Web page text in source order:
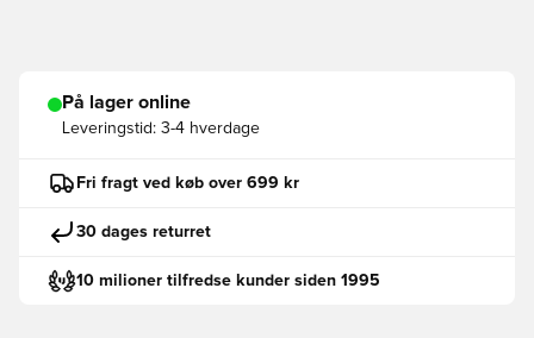
På lager online
Leveringstid: 3-4 hverdage
Fri fragt ved køb over 699 kr
30 dages returret
10 milioner tilfredse kunder siden 1995